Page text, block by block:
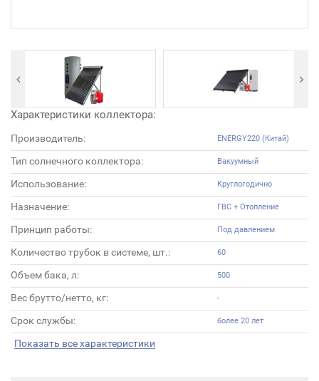
Характеристики коллектора:
Производитель: ENERGY220 (Китай)
Тип солнечного коллектора: Вакуумный
Использование: Круглогодично
Назначение: ГВС + Отопление
Принцип работы: Под давлением
Количество трубок в системе, шт.: 60
Объем бака, л: 500
Вес брутто/нетто, кг: -
Срок службы: более 20 лет
Показать все характеристики